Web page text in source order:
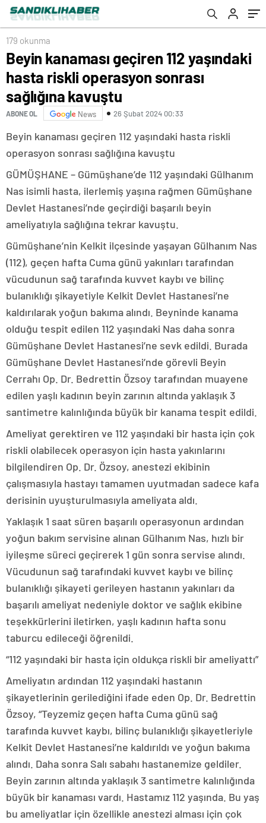
179 okunma
Beyin kanaması geçiren 112 yaşındaki
hasta riskli operasyon sonrası
sağlığına kavuştu
ABONE OL News 26 Şubat 2024 00:33
Beyin kanaması geçiren 112 yaşındaki hasta riskli
operasyon sonrası sağlığına kavuştu
GÜMÜŞHANE – Gümüşhane’de 112 yaşındaki Gülhanım
Nas isimli hasta, ilerlemiş yaşına rağmen Gümüşhane
Devlet Hastanesi’nde geçirdiği başarılı beyin
ameliyatıyla sağlığına tekrar kavuştu.
Gümüşhane’nin Kelkit ilçesinde yaşayan Gülhanım Nas
(112), geçen hafta Cuma günü yakınları tarafından
vücudunun sağ tarafında kuvvet kaybı ve bilinç
bulanıklığı şikayetiyle Kelkit Devlet Hastanesi’ne
kaldırılarak yoğun bakıma alındı. Beyninde kanama
olduğu tespit edilen 112 yaşındaki Nas daha sonra
Gümüşhane Devlet Hastanesi’ne sevk edildi. Burada
Gümüşhane Devlet Hastanesi’nde görevli Beyin
Cerrahı Op. Dr. Bedrettin Özsoy tarafından muayene
edilen yaşlı kadının beyin zarının altında yaklaşık 3
santimetre kalınlığında büyük bir kanama tespit edildi.
Ameliyat gerektiren ve 112 yaşındaki bir hasta için çok
riskli olabilecek operasyon için hasta yakınlarını
bilgilendiren Op. Dr. Özsoy, anestezi ekibinin
çalışmasıyla hastayı tamamen uyutmadan sadece kafa
derisinin uyuşturulmasıyla ameliyata aldı.
Yaklaşık 1 saat süren başarılı operasyonun ardından
yoğun bakım servisine alınan Gülhanım Nas, hızlı bir
iyileşme süreci geçirerek 1 gün sonra servise alındı.
Vücudunun sağ tarafındaki kuvvet kaybı ve bilinç
bulanıklığı şikayeti gerileyen hastanın yakınları da
başarılı ameliyat nedeniyle doktor ve sağlık ekibine
teşekkürlerini iletirken, yaşlı kadının hafta sonu
taburcu edileceği öğrenildi.
“112 yaşındaki bir hasta için oldukça riskli bir ameliyattı”
Ameliyatın ardından 112 yaşındaki hastanın
şikayetlerinin gerilediğini ifade eden Op. Dr. Bedrettin
Özsoy, “Teyzemiz geçen hafta Cuma günü sağ
tarafında kuvvet kaybı, bilinç bulanıklığı şikayetleriyle
Kelkit Devlet Hastanesi’ne kaldırıldı ve yoğun bakıma
alındı. Daha sonra Salı sabahı hastanemize geldiler.
Beyin zarının altında yaklaşık 3 santimetre kalınlığında
büyük bir kanaması vardı. Hastamız 112 yaşında. Bu yaş
bu ameliyatlar için özellikle anestezi alması için çok